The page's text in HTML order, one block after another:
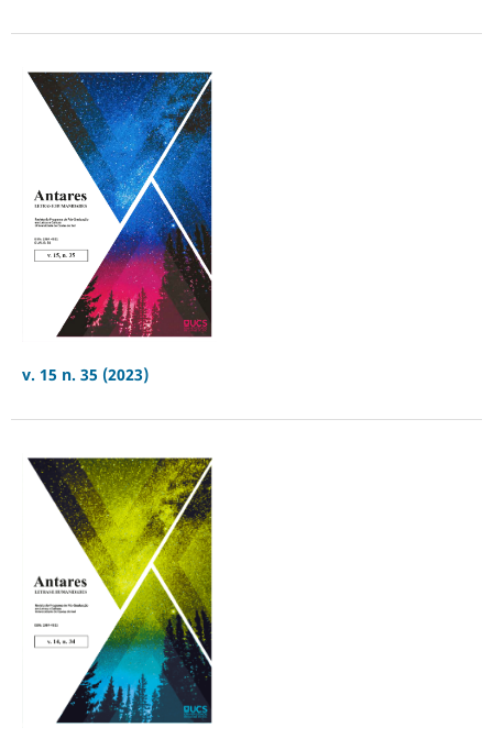
v. 15 n. 35 (2023)